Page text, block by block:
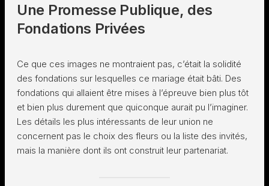
Une Promesse Publique, des
Fondations Privées
Ce que ces images ne montraient pas, c’était la solidité
des fondations sur lesquelles ce mariage était bâti. Des
fondations qui allaient être mises à l’épreuve bien plus tôt
et bien plus durement que quiconque aurait pu l’imaginer.
Les détails les plus intéressants de leur union ne
concernent pas le choix des fleurs ou la liste des invités,
mais la manière dont ils ont construit leur partenariat.